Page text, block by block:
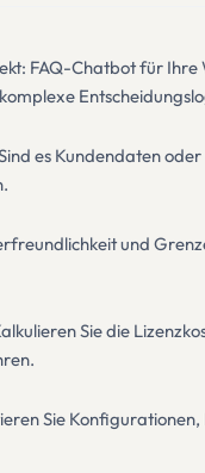
FAQ-Chatbot für Ihre
es Kundendaten
und
Sie die
Sie